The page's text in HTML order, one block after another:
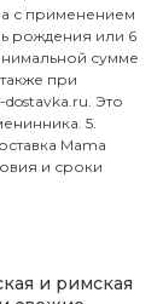
с применением
рождения или 6
сумме
при
Это
5.
Mama
и сроки
и римская